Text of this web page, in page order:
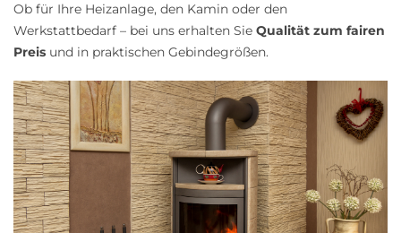
Ob für Ihre Heizanlage, den Kamin oder den
Werkstattbedarf – bei uns erhalten Sie Qualität zum fairen
Preis und in praktischen Gebindegrößen.